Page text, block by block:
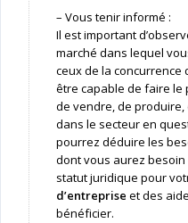
– Vous tenir informé :
Il est important
marché dans lequel
ceux de la concurrence
être capable de faire le
de vendre, de
dans le secteur en
pourrez déduire les
dont vous aurez
statut juridique pour
d’entreprise et des
bénéficier.